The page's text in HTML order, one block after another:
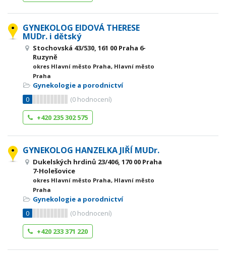
GYNEKOLOG EIDOVÁ THERESE
MUDr. i dětský
Stochovská 43/530, 161 00 Praha 6-
Ruzyně
okres Hlavní město Praha, Hlavní město
Praha
Gynekologie a porodnictví
0
(0 hodnocení)
+420 235 302 575
GYNEKOLOG HANZELKA JIŘÍ MUDr.
Dukelských hrdinů 23/406, 170 00 Praha
7-Holešovice
okres Hlavní město Praha, Hlavní město
Praha
Gynekologie a porodnictví
0
(0 hodnocení)
+420 233 371 220